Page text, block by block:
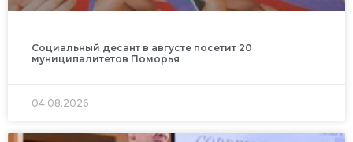
Социальный десант в августе посетит 20
муниципалитетов Поморья
04.08.2026